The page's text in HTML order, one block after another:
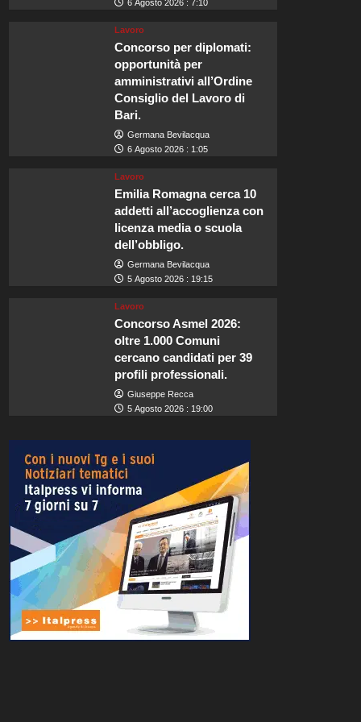
6 Agosto 2026 : 7:10
Lavoro
Concorso per diplomati:
opportunità per
amministrativi all’Ordine
Consiglio del Lavoro di
Bari.
Germana Bevilacqua
6 Agosto 2026 : 1:05
Lavoro
Emilia Romagna cerca 10
addetti all’accoglienza con
licenza media o scuola
dell’obbligo.
Germana Bevilacqua
5 Agosto 2026 : 19:15
Lavoro
Concorso Asmel 2026:
oltre 1.000 Comuni
cercano candidati per 39
profili professionali.
Giuseppe Recca
5 Agosto 2026 : 19:00